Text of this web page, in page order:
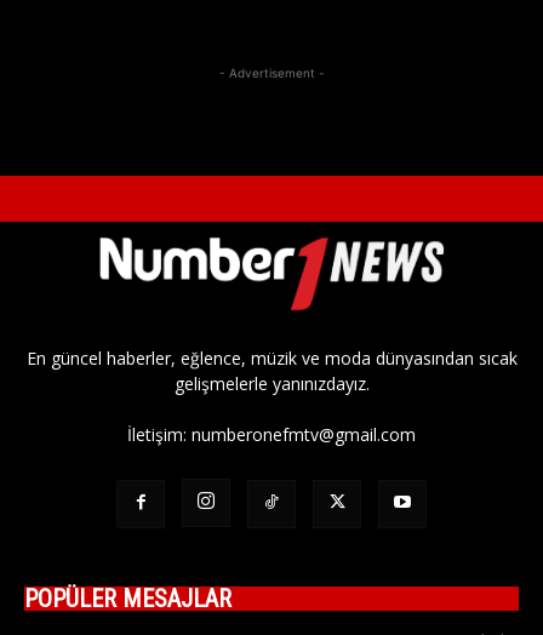
- Advertisement -
En güncel haberler, eğlence, müzik ve moda dünyasından sıcak
gelişmelerle yanınızdayız.
İletişim: numberonefmtv@gmail.com
POPÜLER MESAJLAR